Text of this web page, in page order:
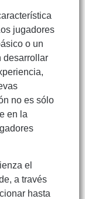
jugadores
o un
desarrollar
no es sólo
en la
el
a través
hasta